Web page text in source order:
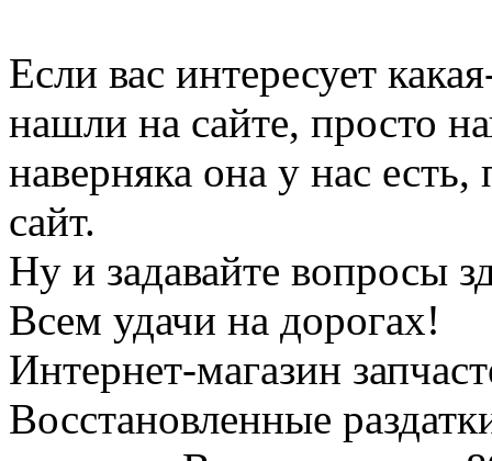
Если вас интересует
нашли на сайте, просто
наверняка она у нас
сайт.
Ну и задавайте вопросы
Всем удачи на дорогах!
Интернет-магазин
Восстановленные